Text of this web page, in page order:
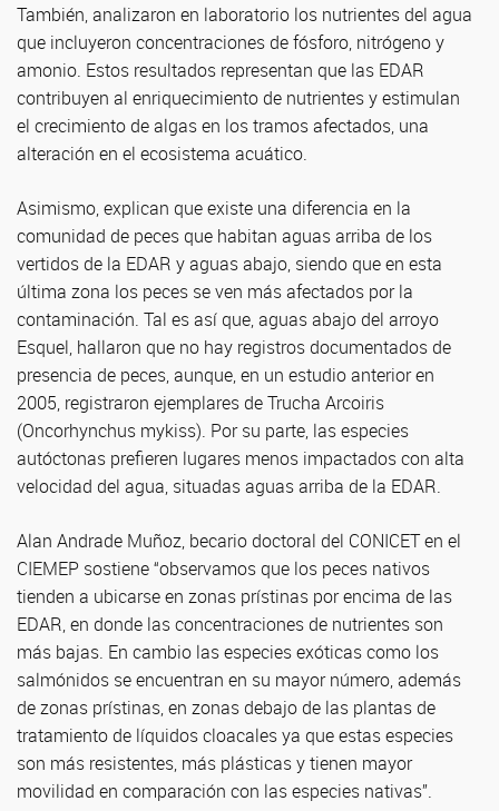
También, analizaron en laboratorio los nutrientes del agua
que incluyeron concentraciones de fósforo, nitrógeno y
amonio. Estos resultados representan que las EDAR
contribuyen al enriquecimiento de nutrientes y estimulan
el crecimiento de algas en los tramos afectados, una
alteración en el ecosistema acuático.
Asimismo, explican que existe una diferencia en la
comunidad de peces que habitan aguas arriba de los
vertidos de la EDAR y aguas abajo, siendo que en esta
última zona los peces se ven más afectados por la
contaminación. Tal es así que, aguas abajo del arroyo
Esquel, hallaron que no hay registros documentados de
presencia de peces, aunque, en un estudio anterior en
2005, registraron ejemplares de Trucha Arcoiris
(Oncorhynchus mykiss). Por su parte, las especies
autóctonas prefieren lugares menos impactados con alta
velocidad del agua, situadas aguas arriba de la EDAR.
Alan Andrade Muñoz, becario doctoral del CONICET en el
CIEMEP sostiene “observamos que los peces nativos
tienden a ubicarse en zonas prístinas por encima de las
EDAR, en donde las concentraciones de nutrientes son
más bajas. En cambio las especies exóticas como los
salmónidos se encuentran en su mayor número, además
de zonas prístinas, en zonas debajo de las plantas de
tratamiento de líquidos cloacales ya que estas especies
son más resistentes, más plásticas y tienen mayor
movilidad en comparación con las especies nativas”.